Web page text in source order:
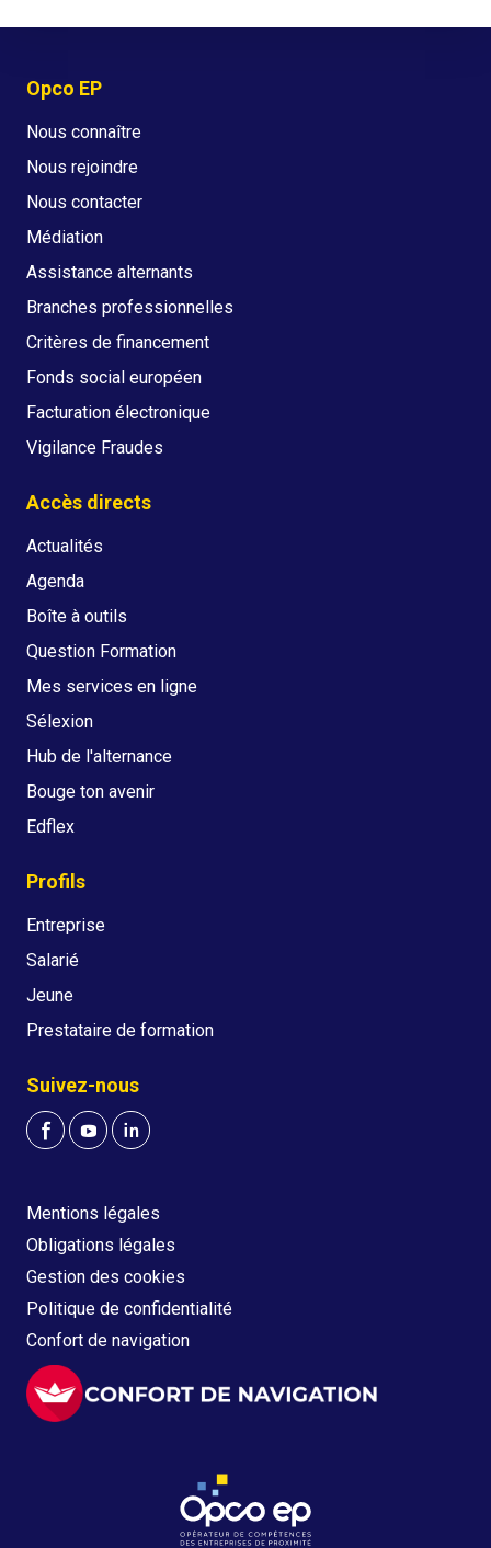
Opco EP
Nous connaître
Nous rejoindre
Nous contacter
Médiation
Assistance alternants
Branches professionnelles
Critères de financement
Fonds social européen
Facturation électronique
Vigilance Fraudes
Accès directs
Actualités
Agenda
Boîte à outils
Question Formation
Mes services en ligne
Sélexion
Hub de l'alternance
Bouge ton avenir
Edflex
Profils
Entreprise
Salarié
Jeune
Prestataire de formation
Suivez-nous
Mentions légales
Obligations légales
Gestion des cookies
Politique de confidentialité
Confort de navigation